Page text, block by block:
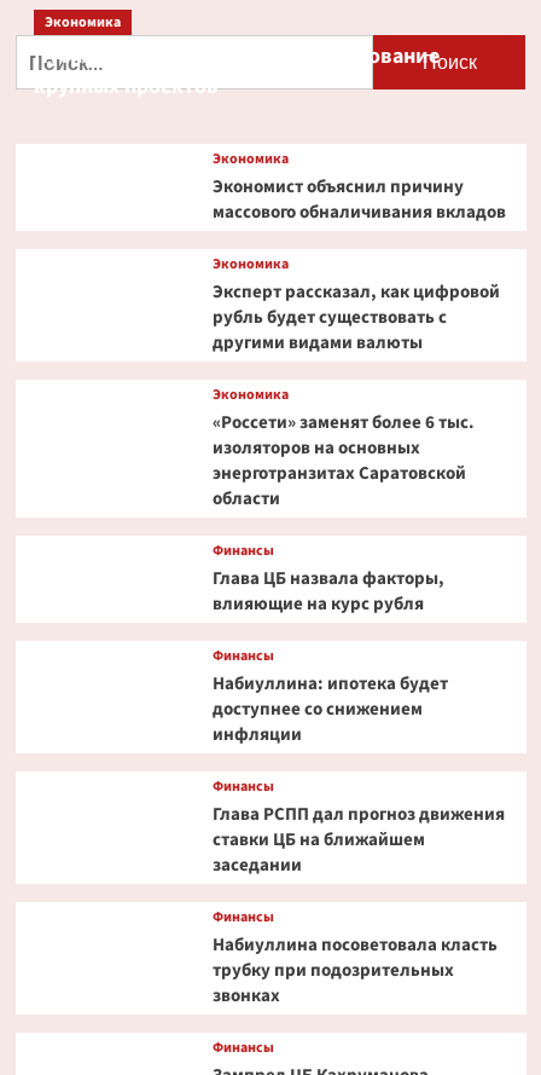
Экономика
Путин и Костин обсудили кредитование
крупных проектов
Экономика
Экономист объяснил причину
массового обналичивания вкладов
Экономика
Эксперт рассказал, как цифровой
рубль будет существовать с
другими видами валюты
Экономика
«Россети» заменят более 6 тыс.
изоляторов на основных
энерготранзитах Саратовской
области
Финансы
Глава ЦБ назвала факторы,
влияющие на курс рубля
Финансы
Набиуллина: ипотека будет
доступнее со снижением
инфляции
Финансы
Глава РСПП дал прогноз движения
ставки ЦБ на ближайшем
заседании
Финансы
Набиуллина посоветовала класть
трубку при подозрительных
звонках
Финансы